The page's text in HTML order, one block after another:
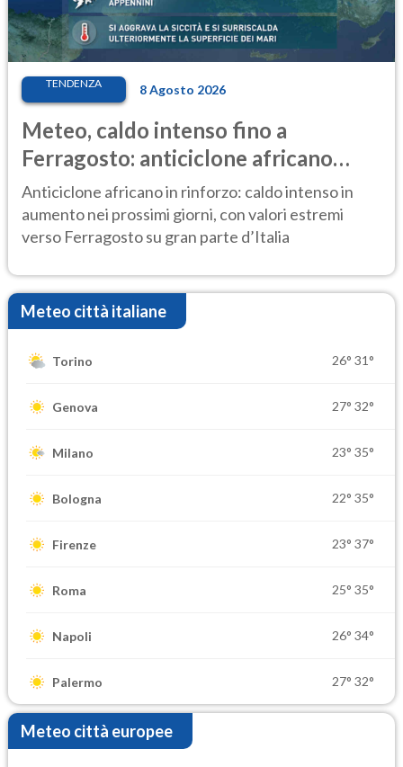
TENDENZA 8 Agosto 2026
Meteo, caldo intenso fino a
Ferragosto: anticiclone africano
ancora protagonista
Anticiclone africano in rinforzo: caldo intenso in
aumento nei prossimi giorni, con valori estremi
verso Ferragosto su gran parte d’Italia
Meteo città italiane
Torino 26° 31°
Genova 27° 32°
Milano 23° 35°
Bologna 22° 35°
Firenze 23° 37°
Roma 25° 35°
Napoli 26° 34°
Palermo 27° 32°
Meteo città europee